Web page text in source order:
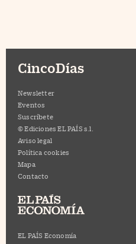
CincoDías
Newsletter
Eventos
Suscríbete
© Ediciones EL PAÍS s.l.
Aviso legal
Política cookies
Mapa
Contacto
EL PAÍS Economía